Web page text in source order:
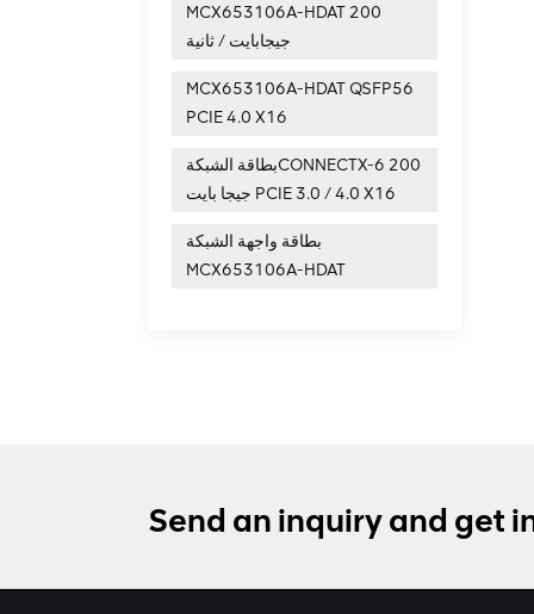
MCX653106A-HDAT 200
جيجابايت / ثانية
MCX653106A-HDAT QSFP56
PCIE 4.0 X16
بطاقة الشبكةCONNECTX-6 200
جيجا بايت PCIE 3.0 / 4.0 X16
بطاقة واجهة الشبكة
MCX653106A-HDAT
Send an inquiry and get